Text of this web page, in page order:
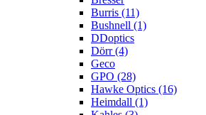
Burris (11)
Bushnell (1)
DDoptics
Dörr (4)
Geco
GPO (28)
Hawke Optics (16)
Heimdall (1)